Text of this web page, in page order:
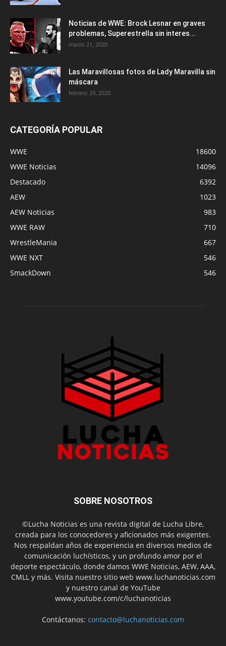
Noticias de WWE: Brock Lesnar en graves
problemas, Superestrella sin interes...
marzo 21, 2020
Las Maravillosas fotos de Lady Maravilla sin
máscara
febrero 29, 2020
CATEGORÍA POPULAR
WWE
18600
WWE Noticias
14096
Destacado
6392
AEW
1023
AEW Noticias
983
WWE RAW
710
WrestleMania
667
WWE NXT
546
SmackDown
546
SOBRE NOSOTROS
©Lucha Noticias es una revista digital de Lucha Libre,
creada para los conocedores y aficionados más exigentes.
Nos respaldan años de experiencia en diversos medios de
comunicación luchísticos, y un profundo amor por el
deporte espectáculo, donde damos WWE Noticias, AEW, AAA,
CMLL y más. Visita nuestro sitio web www.luchanoticias.com
y nuestro canal de YouTube
www.youtube.com/c/luchanoticias
Contáctanos: contacto@luchanoticias.com